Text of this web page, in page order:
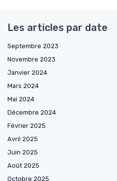
Les articles par date
Septembre 2023
Novembre 2023
Janvier 2024
Mars 2024
Mai 2024
Décembre 2024
Février 2025
Avril 2025
Juin 2025
Août 2025
Octobre 2025